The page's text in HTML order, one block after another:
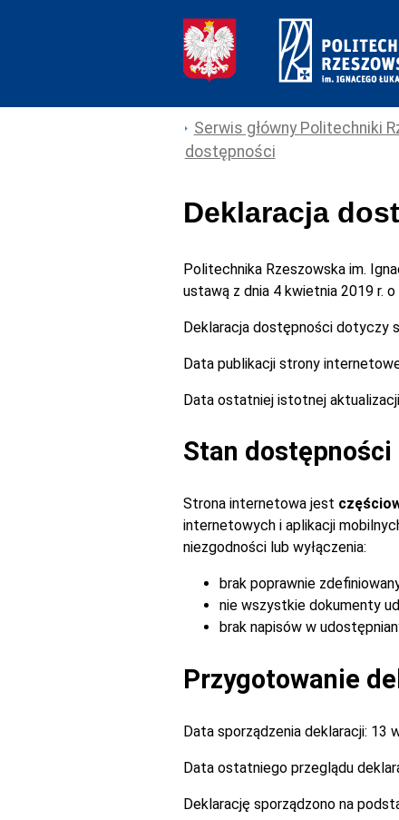
Serwis główny Politechniki
dostępności
Deklaracja
Politechnika Rzeszowska im.
ustawą z dnia 4 kwietnia 2019 r.
Deklaracja dostępności dotyczy
Data publikacji strony
Data ostatniej istotnej
Stan
Strona internetowa jest
internetowych i aplikacji
niezgodności lub wyłączenia:
brak poprawnie
nie wszystkie dokumenty
brak napisów w
Przygotowanie
Data sporządzenia deklaracji: 13
Data ostatniego przeglądu
Deklarację sporządzono na